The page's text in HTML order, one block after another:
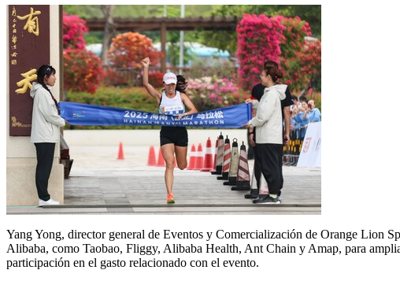
Yang Yong, director general de Eventos y Comercialización de Orange Lion
Alibaba, como Taobao, Fliggy, Alibaba Health, Ant Chain y Amap, para
participación en el gasto relacionado con el evento.